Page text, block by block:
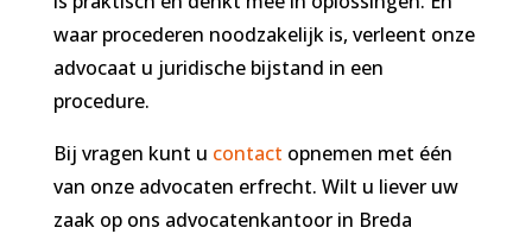
waar procederen noodzakelijk is, verleent onze
advocaat u juridische bijstand in een
procedure.
Bij vragen kunt u contact opnemen met één
van onze advocaten erfrecht. Wilt u liever uw
zaak op ons advocatenkantoor in Breda